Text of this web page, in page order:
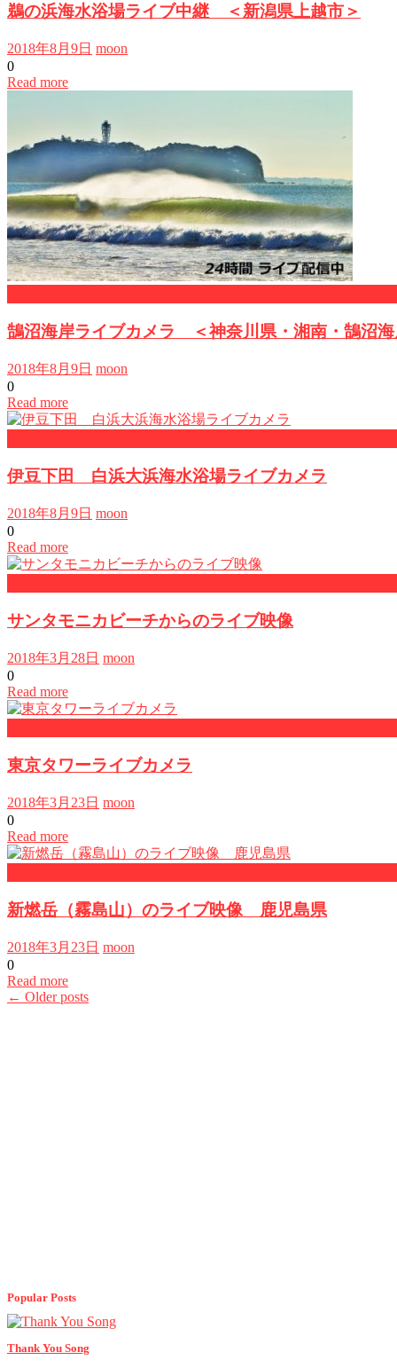
鵜の浜海水浴場ライブ中継 ＜新潟県上越市＞
2018年8月9日 moon
0
Read more
鵠沼海岸ライブカメラ ＜神奈川県・湘南・鵠沼
2018年8月9日 moon
0
Read more
伊豆下田 白浜大浜海水浴場ライブカメラ
2018年8月9日 moon
0
Read more
サンタモニカビーチからのライブ映像
2018年3月28日 moon
0
Read more
東京タワーライブカメラ
2018年3月23日 moon
0
Read more
新燃岳（霧島山）のライブ映像 鹿児島県
2018年3月23日 moon
0
Read more
Posts
← Older posts
Popular Posts
Thank You Song